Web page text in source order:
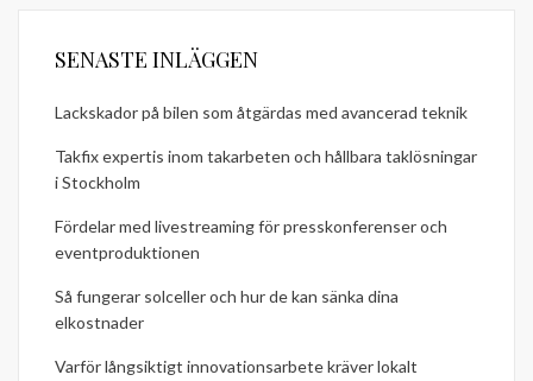
SENASTE INLÄGGEN
Lackskador på bilen som åtgärdas med avancerad teknik
Takfix expertis inom takarbeten och hållbara taklösningar
i Stockholm
Fördelar med livestreaming för presskonferenser och
eventproduktionen
Så fungerar solceller och hur de kan sänka dina
elkostnader
Varför långsiktigt innovationsarbete kräver lokalt